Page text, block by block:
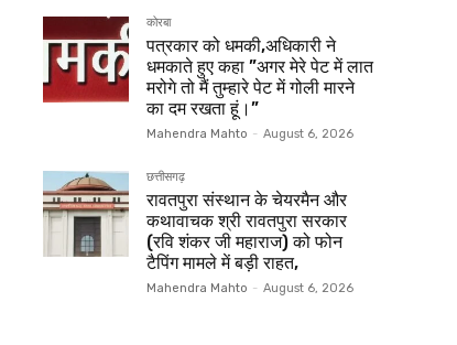
कोरबा
पत्रकार को धमकी,अधिकारी ने
धमकाते हुए कहा ”अगर मेरे पेट में लात
मरोगे तो मैं तुम्हारे पेट में गोली मारने
का दम रखता हूं।”
Mahendra Mahto - August 6, 2026
छत्तीसगढ़
रावतपुरा संस्थान के चेयरमैन और
कथावाचक श्री रावतपुरा सरकार
(रवि शंकर जी महाराज) को फोन
टैपिंग मामले में बड़ी राहत,
Mahendra Mahto - August 6, 2026